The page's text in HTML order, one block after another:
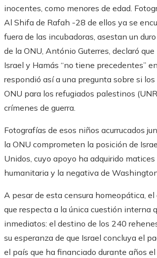
inocentes, como menores de edad.
Al Shifa de Rafah -28 de ellos ya se
fuera de las incubadoras, asestan un
de la ONU, António Guterres, declaró
Israel y Hamás “no tiene precedentes”
respondió así a una pregunta sobre si
ONU para los refugiados palestinos
crímenes de guerra.
Fotografías de esos niños acurrucados
la ONU comprometen la posición de
Unidos, cuyo apoyo ha adquirido
humanitaria y la negativa de
A pesar de esta censura homeopática,
que respecta a la única cuestión interna
inmediatos: el destino de los 240
su esperanza de que Israel concluya el
el país que ha financiado durante años